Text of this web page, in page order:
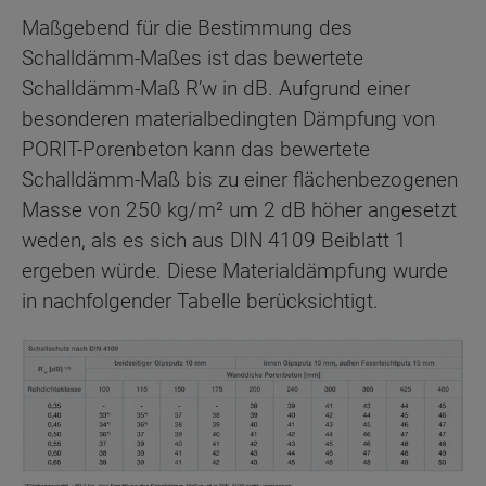
Maßgebend für die Bestimmung des
Schalldämm-Maßes ist das bewertete
Schalldämm-Maß R’w in dB. Aufgrund einer
besonderen materialbedingten Dämpfung von
PORIT-Porenbeton kann das bewertete
Schalldämm-Maß bis zu einer flächenbezogenen
Masse von 250 kg/m² um 2 dB höher angesetzt
weden, als es sich aus DIN 4109 Beiblatt 1
ergeben würde. Diese Materialdämpfung wurde
in nachfolgender Tabelle berücksichtigt.